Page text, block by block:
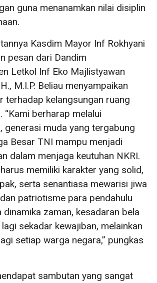
guna menanamkan nilai disiplin
Kasdim Mayor Inf Rokhyani
pesan dari Dandim
Letkol Inf Eko Majlistyawan
M.I.P. Beliau menyampaikan
terhadap kelangsungan ruang
“Kami berharap melalui
generasi muda yang tergabung
Besar TNI mampu menjadi
dalam menjaga keutuhan NKRI.
memiliki karakter yang solid,
serta senantiasa mewarisi jiwa
patriotisme para pendahulu
dinamika zaman, kesadaran bela
sekadar kewajiban, melainkan
setiap warga negara,” pungkas
sambutan yang sangat